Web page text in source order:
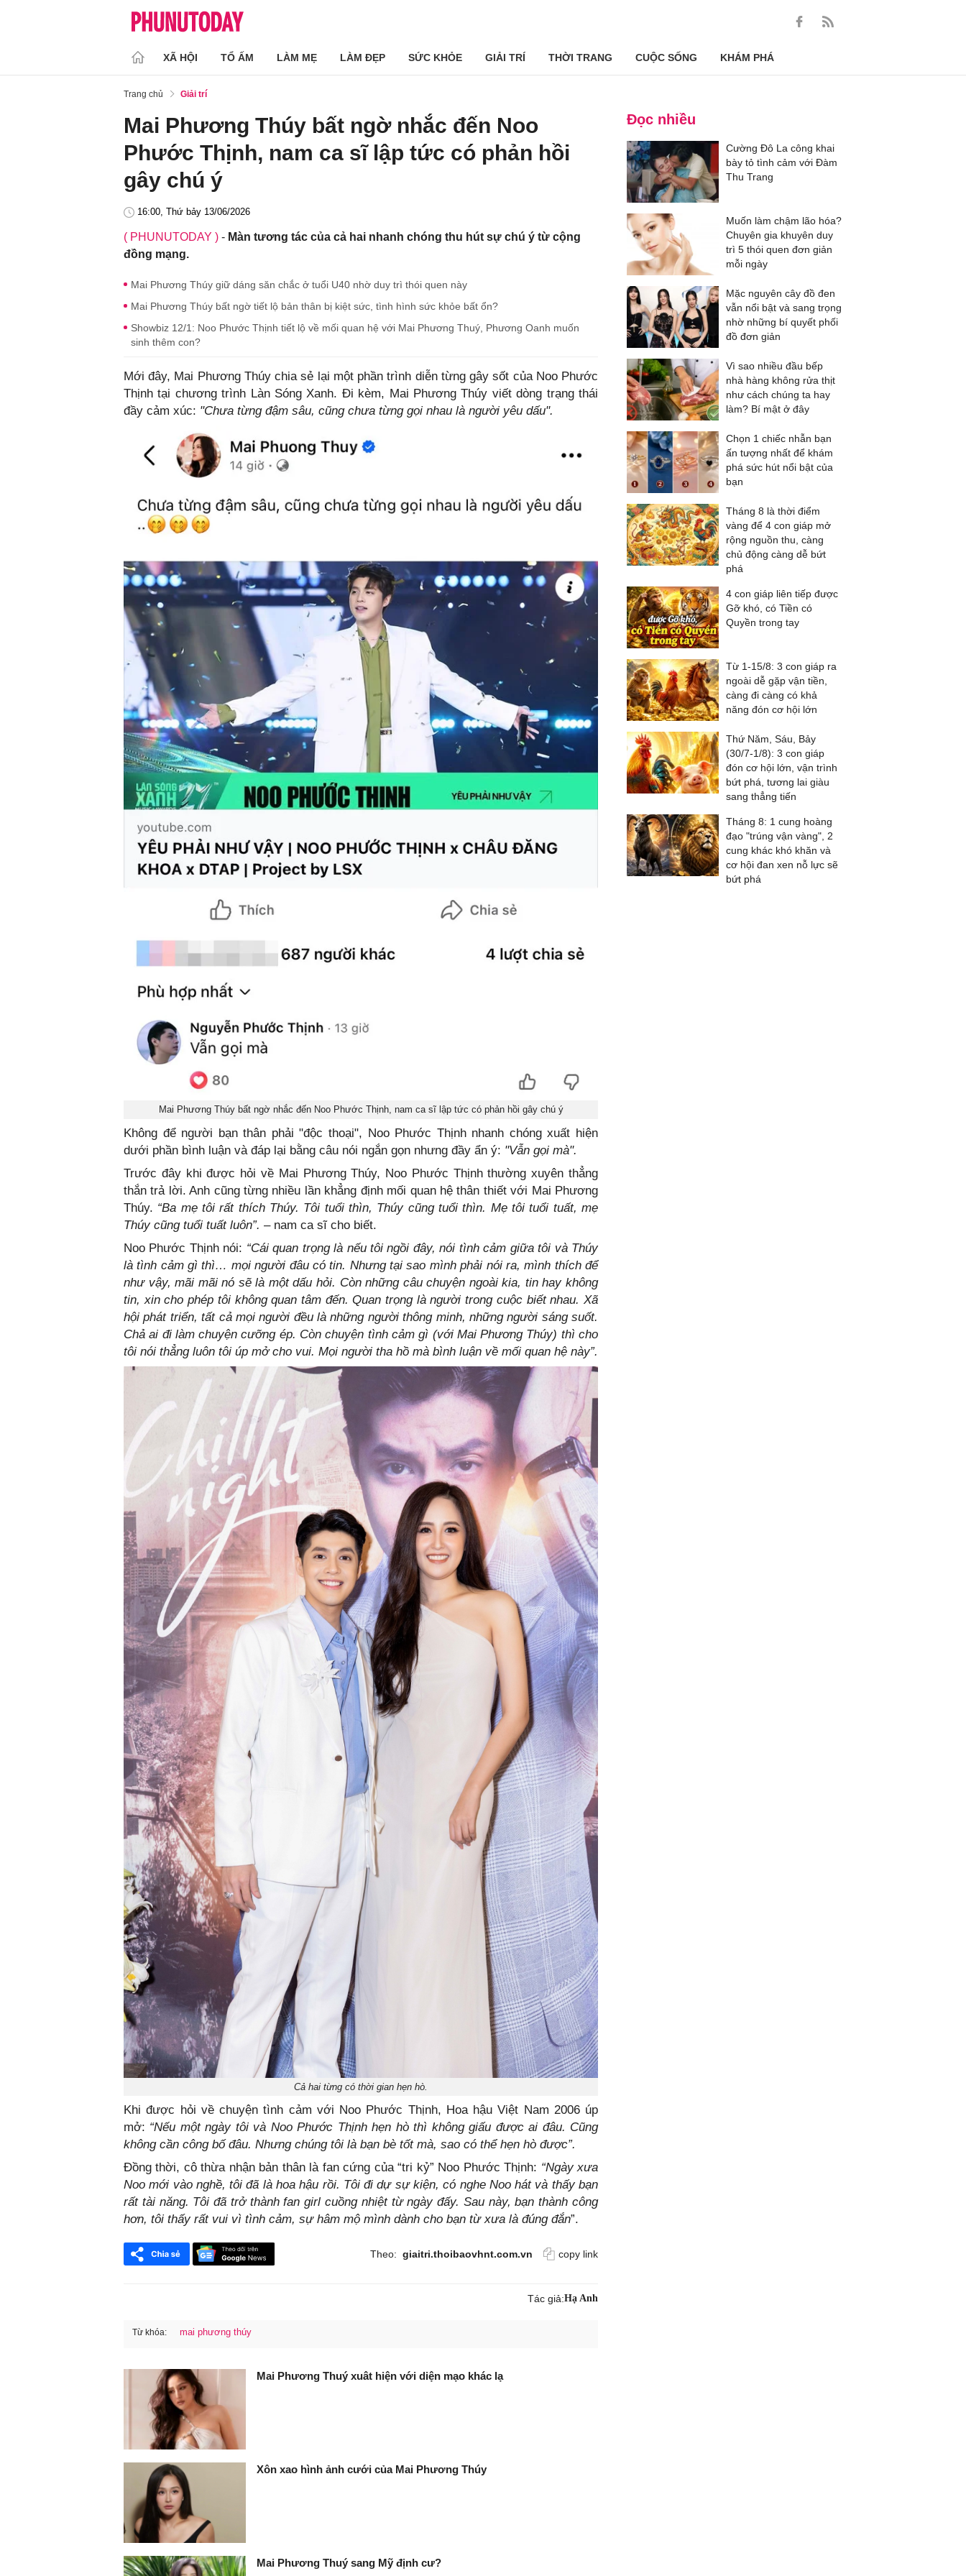
XÃ HỘI TỔ ẤM LÀM MẸ LÀM ĐẸP SỨC KHỎE GIẢI TRÍ THỜI TRANG CUỘC SỐNG KHÁM PHÁ
Trang chủ Giải trí
Mai Phương Thúy bất ngờ nhắc đến Noo
Phước Thịnh, nam ca sĩ lập tức có phản hồi
gây chú ý
16:00, Thứ bảy 13/06/2026
( PHUNUTODAY ) - Màn tương tác của cả hai nhanh chóng thu hút sự chú ý từ cộng
đồng mạng.
Mai Phương Thúy giữ dáng săn chắc ở tuổi U40 nhờ duy trì thói quen này
Mai Phương Thúy bất ngờ tiết lộ bản thân bị kiệt sức, tình hình sức khỏe bất ổn?
Showbiz 12/1: Noo Phước Thịnh tiết lộ về mối quan hệ với Mai Phương Thuý, Phương Oanh muốn
sinh thêm con?
Mới đây, Mai Phương Thúy chia sẻ lại một phần trình diễn từng gây sốt của Noo Phước
Thịnh tại chương trình Làn Sóng Xanh. Đi kèm, Mai Phương Thúy viết dòng trạng thái
đầy cảm xúc: "Chưa từng đậm sâu, cũng chưa từng gọi nhau là người yêu dấu".
Mai Phương Thúy bất ngờ nhắc đến Noo Phước Thịnh, nam ca sĩ lập tức có phản hồi gây chú ý
Không để người bạn thân phải "độc thoại", Noo Phước Thịnh nhanh chóng xuất hiện
dưới phần bình luận và đáp lại bằng câu nói ngắn gọn nhưng đầy ẩn ý: "Vẫn gọi mà".
Trước đây khi được hỏi về Mai Phương Thúy, Noo Phước Thịnh thường xuyên thẳng
thắn trả lời. Anh cũng từng nhiều lần khẳng định mối quan hệ thân thiết với Mai Phương
Thúy. “Ba mẹ tôi rất thích Thúy. Tôi tuổi thìn, Thúy cũng tuổi thìn. Mẹ tôi tuổi tuất, mẹ
Thúy cũng tuổi tuất luôn”. – nam ca sĩ cho biết.
Noo Phước Thịnh nói: “Cái quan trọng là nếu tôi ngồi đây, nói tình cảm giữa tôi và Thúy
là tình cảm gì thì… mọi người đâu có tin. Nhưng tại sao mình phải nói ra, mình thích để
như vậy, mãi mãi nó sẽ là một dấu hỏi. Còn những câu chuyện ngoài kia, tin hay không
tin, xin cho phép tôi không quan tâm đến. Quan trọng là người trong cuộc biết nhau. Xã
hội phát triển, tất cả mọi người đều là những người thông minh, những người sáng suốt.
Chả ai đi làm chuyện cưỡng ép. Còn chuyện tình cảm gì (với Mai Phương Thúy) thì cho
tôi nói thẳng luôn tôi úp mở cho vui. Mọi người tha hồ mà bình luận về mối quan hệ này”.
Cả hai từng có thời gian hẹn hò.
Khi được hỏi về chuyện tình cảm với Noo Phước Thịnh, Hoa hậu Việt Nam 2006 úp
mở: “Nếu một ngày tôi và Noo Phước Thịnh hẹn hò thì không giấu được ai đâu. Cũng
không cần công bố đâu. Nhưng chúng tôi là bạn bè tốt mà, sao có thể hẹn hò được”.
Đồng thời, cô thừa nhận bản thân là fan cứng của “tri kỷ” Noo Phước Thịnh: “Ngày xưa
Noo mới vào nghề, tôi đã là hoa hậu rồi. Tôi đi dự sự kiện, có nghe Noo hát và thấy bạn
rất tài năng. Tôi đã trở thành fan girl cuồng nhiệt từ ngày đấy. Sau này, bạn thành công
hơn, tôi thấy rất vui vì tình cảm, sự hâm mộ mình dành cho bạn từ xưa là đúng đắn”.
Theo: giaitri.thoibaovhnt.com.vn copy link
Tác giả:Hạ Anh
Từ khóa: mai phương thúy
Mai Phương Thuý xuât hiện với diện mạo khác lạ
Xôn xao hình ảnh cưới của Mai Phương Thúy
Mai Phương Thuý sang Mỹ định cư?
Đọc nhiều
Cường Đô La công khai
bày tỏ tình cảm với Đàm
Thu Trang
Muốn làm chậm lão hóa?
Chuyên gia khuyên duy
trì 5 thói quen đơn giản
mỗi ngày
Mặc nguyên cây đồ đen
vẫn nổi bật và sang trọng
nhờ những bí quyết phối
đồ đơn giản
Vì sao nhiều đầu bếp
nhà hàng không rửa thịt
như cách chúng ta hay
làm? Bí mật ở đây
Chọn 1 chiếc nhẫn bạn
ấn tượng nhất để khám
phá sức hút nổi bật của
bạn
Tháng 8 là thời điểm
vàng để 4 con giáp mở
rộng nguồn thu, càng
chủ động càng dễ bứt
phá
4 con giáp liên tiếp được
Gỡ khó, có Tiền có
Quyền trong tay
Từ 1-15/8: 3 con giáp ra
ngoài dễ gặp vận tiền,
càng đi càng có khả
năng đón cơ hội lớn
Thứ Năm, Sáu, Bảy
(30/7-1/8): 3 con giáp
đón cơ hội lớn, vận trình
bứt phá, tương lai giàu
sang thẳng tiến
Tháng 8: 1 cung hoàng
đạo "trúng vận vàng", 2
cung khác khó khăn và
cơ hội đan xen nỗ lực sẽ
bứt phá